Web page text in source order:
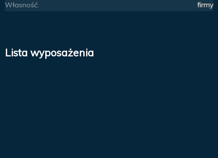
Własność:
firmy
Lista wyposażenia